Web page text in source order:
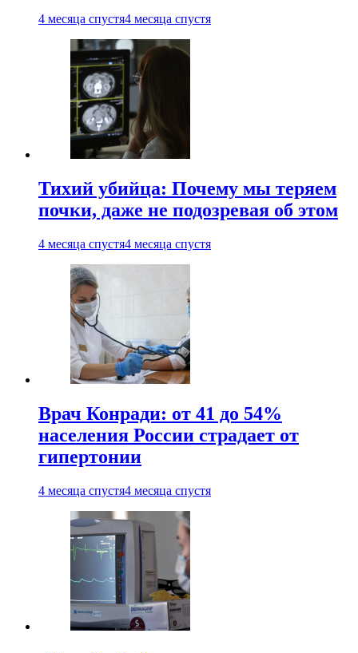
4 месяца спустя4 месяца спустя
Тихий убийца: Почему мы теряем
почки, даже не подозревая об этом
4 месяца спустя4 месяца спустя
Врач Конради: от 41 до 54%
населения России страдает от
гипертонии
4 месяца спустя4 месяца спустя